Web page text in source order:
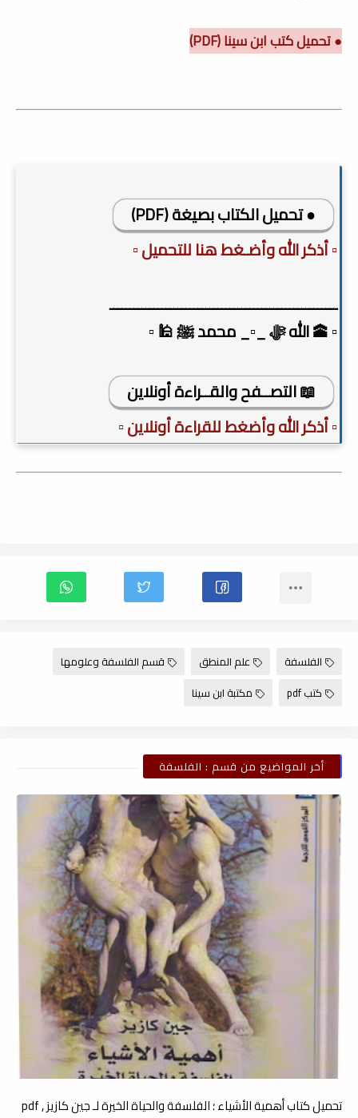
● تحميل كتب ابن سينا (PDF)
● تحميل الكتاب بصيغة (PDF)
▫️ أذكر الله وأضـغط هنا للتحميل ▫️
ـــــــــــــــــــــــــــــــــــــــــــــــــــــــــ
▫️ 🕋 الله ﷻ _▫️_ محمد ﷺ 🕌 ▫️
📖 التصــفح والقــراءة أونلاين
▫️ أذكر الله وأضغط للقراءة أونلاين ▫️
الفلسفة علم المنطق
قسم الفلسفة وعلومها
كتب pdf
مكتبة ابن سينا
أخر المواضيع من قسم : الفلسفة
تحميل كتاب أھمية الأشياء ؛ الفلسفة والحياة الخيرة لـ جين كازيز , pdf